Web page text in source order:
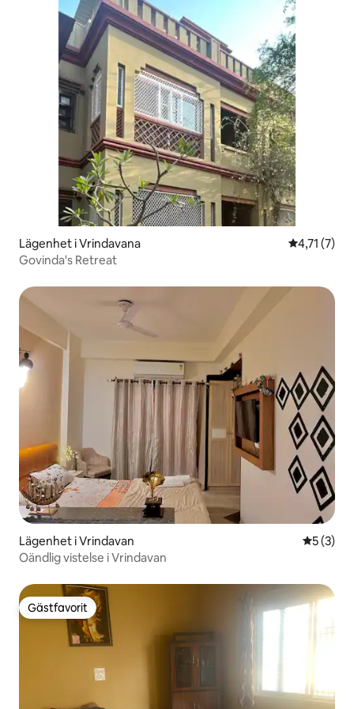
Lägenhet i Vrindavana 4,71 av 5 i
4,71 (7)
Govinda's Retreat
Lägenhet i Vrindavan 5 av 5 i
5 (3)
Oändlig vistelse i Vrindavan
Gästfavorit
Gästfavorit